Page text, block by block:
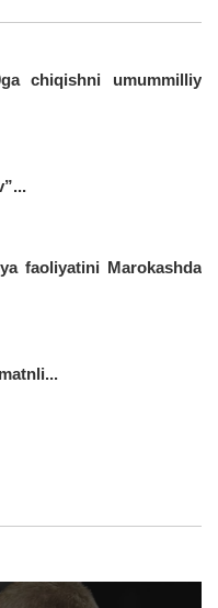
chiqishni umummilliy
faoliyatini Marokashda